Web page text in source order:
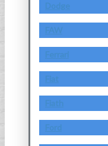
Dodge
FAW
Ferrari
Fiat
Fiath
Ford